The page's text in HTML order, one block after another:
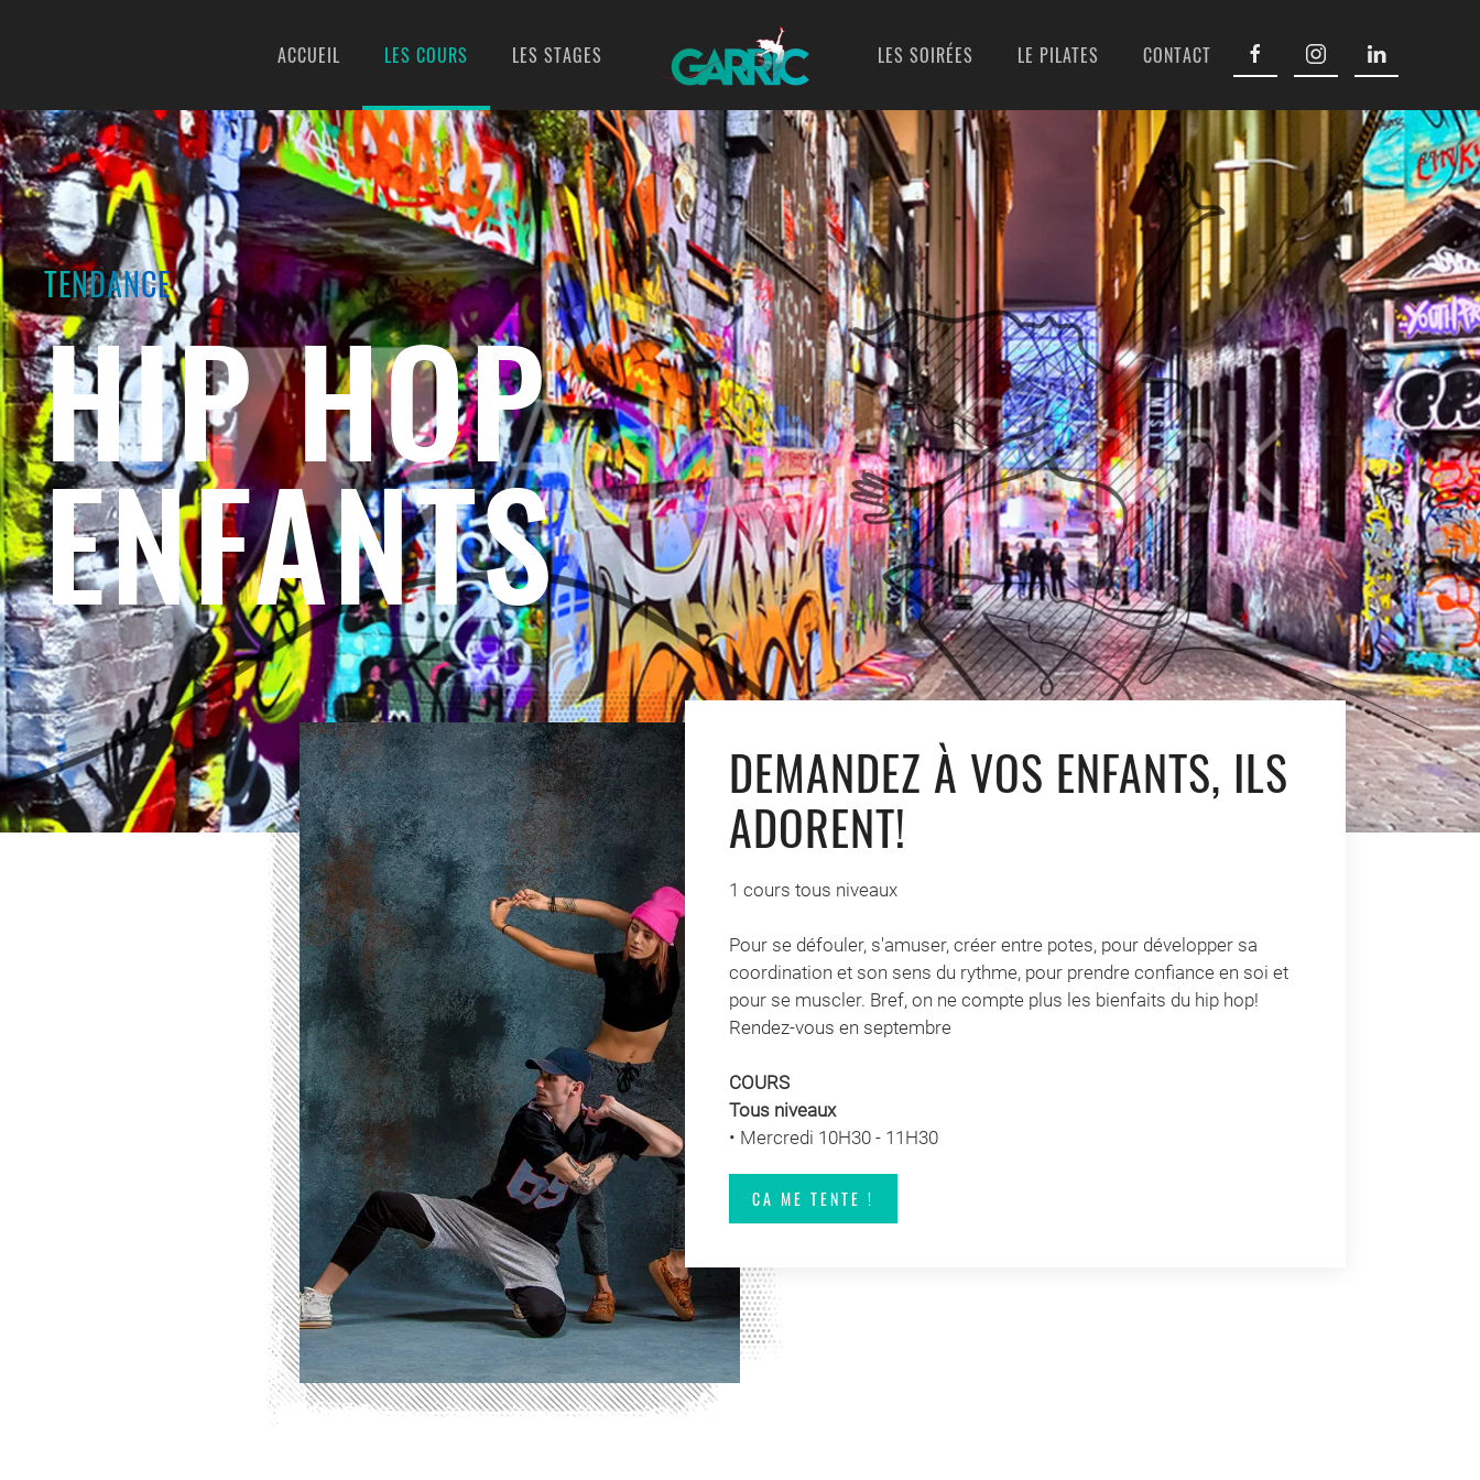
ACCUEIL LES COURS LES STAGES LES SOIRÉES LE PILATES CONTACT
TENDANCE
HIP HOP
ENFANTS
DEMANDEZ À VOS ENFANTS, ILS
ADORENT!
1 cours tous niveaux
Pour se défouler, s'amuser, créer entre potes, pour développer sa
coordination et son sens du rythme, pour prendre confiance en soi et
pour se muscler. Bref, on ne compte plus les bienfaits du hip hop!
Rendez-vous en septembre
COURS
Tous niveaux
• Mercredi 10H30 - 11H30
CA ME TENTE !